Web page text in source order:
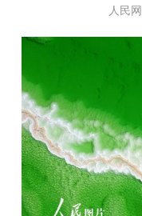
人民网